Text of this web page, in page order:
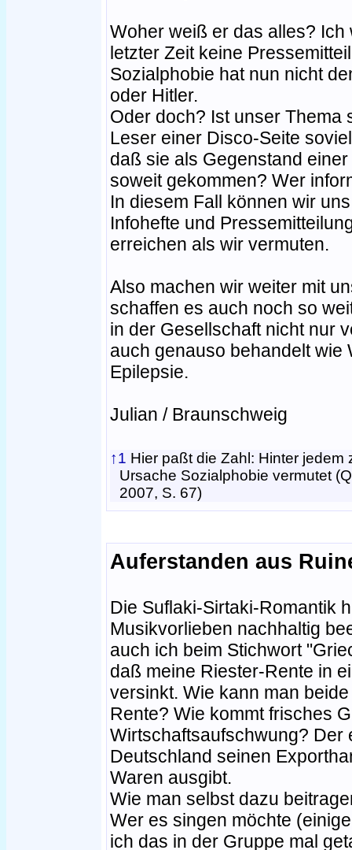
Woher weiß er das alles?
letzter Zeit keine
Sozialphobie hat nun nicht
oder Hitler.
Oder doch? Ist unser Thema
Leser einer Disco-Seite
daß sie als Gegenstand
soweit gekommen? Wer
In diesem Fall können wir
Infohefte und
erreichen als wir vermuten.
Also machen wir weiter mit
schaffen es auch noch so
in der Gesellschaft nicht nur
auch genauso behandelt wie
Epilepsie.
Julian / Braunschweig
↑1 Hier paßt die Zahl: Hinter
Ursache Sozialphobie vermutet
2007, S. 67)
Auferstanden aus
Die Suflaki-Sirtaki-Romantik
Musikvorlieben nachhaltig
auch ich beim Stichwort
daß meine Riester-Rente in
versinkt. Wie kann man
Rente? Wie kommt frisches
Wirtschaftsaufschwung? Der
Deutschland seinen
Waren ausgibt.
Wie man selbst dazu
Wer es singen möchte
ich das in der Gruppe mal